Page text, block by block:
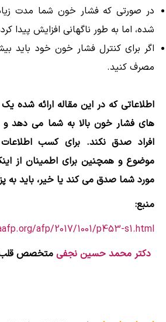
در صورتی که فشار خون شما مدت
شده، اما به طور ناگهانی افزایش پیدا
اگر برای کنترل فشار خون خود باید
مصرف کنید.
اطلاعاتی که در این مقاله ارائه شده
های فشار خون بالا به شما می دهد
افراد صدق نکند. برای کسب
موضوع و همچنین برای اطمینان از
مورد شما صدق می کند یا خیر، باید به
منبع:
afp/2017/1001/p453-s1.html
دکتر محمد حسین نجفی متخصص قلب